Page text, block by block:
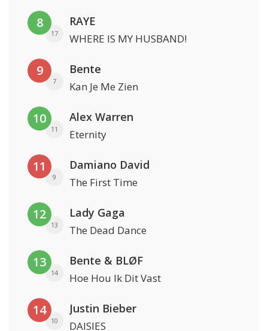
8
17
RAYE
WHERE IS MY HUSBAND!
9
7
Bente
Kan Je Me Zien
10
11
Alex Warren
Eternity
11
9
Damiano David
The First Time
12
13
Lady Gaga
The Dead Dance
13
14
Bente & BLØF
Hoe Hou Ik Dit Vast
14
10
Justin Bieber
DAISIES